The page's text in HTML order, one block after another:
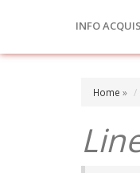
INFO
Home »